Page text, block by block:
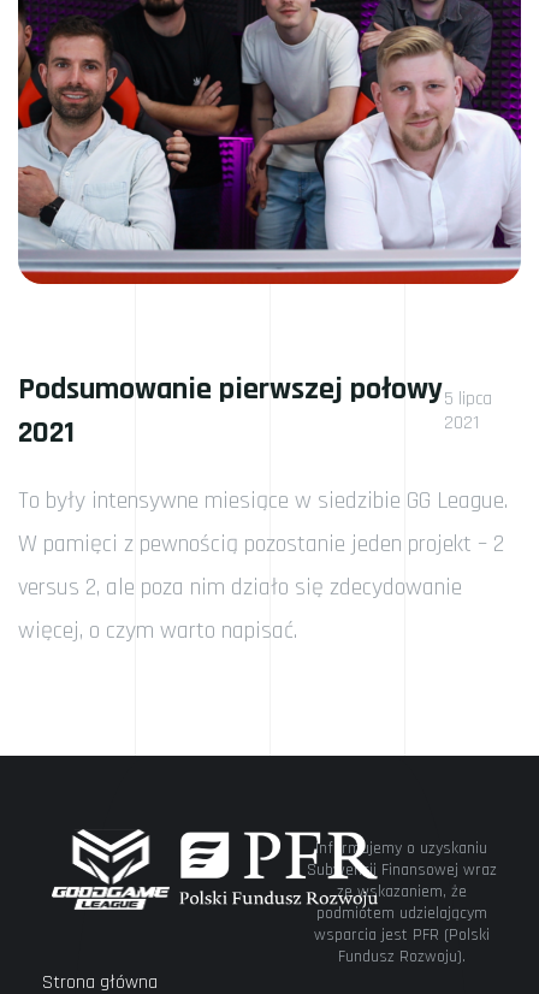
Podsumowanie pierwszej połowy
2021
5 lipca
2021
To były intensywne miesiące w siedzibie GG League.
W pamięci z pewnością pozostanie jeden projekt – 2
versus 2, ale poza nim działo się zdecydowanie
więcej, o czym warto napisać.
Informujemy o uzyskaniu
Subwencji Finansowej wraz
ze wskazaniem, że
podmiotem udzielającym
wsparcia jest PFR (Polski
Fundusz Rozwoju).
Strona główna